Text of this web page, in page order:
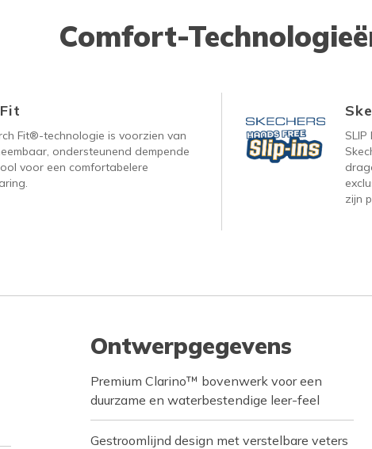
Comfort-
Fit®-technologie is voorzien van
ondersteunend dempende
voor een comfortabelere
zijn
Ontwerpgegevens
Premium Clarino™ bovenwerk voor een
duurzame en waterbestendige leer-feel
Gestroomlijnd design met verstelbare veters